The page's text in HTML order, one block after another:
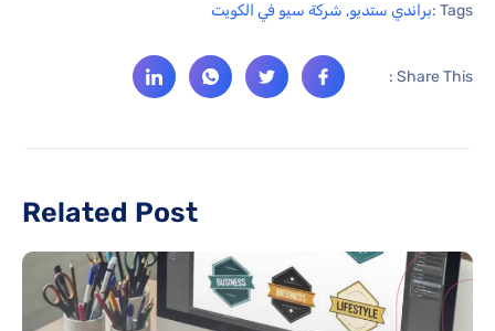
Tags : براندي ستديو, شركة سيو في الكويت
Share This :
Related Post